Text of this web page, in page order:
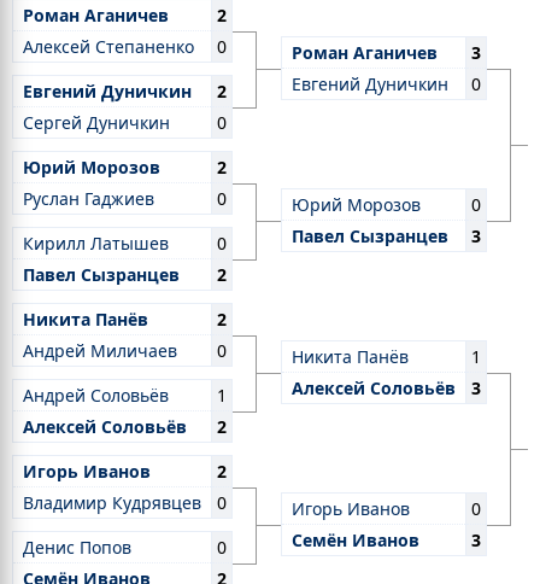
Роман Аганичев
2
Алексей Степаненко
0 Роман Аганичев
3
Евгений Дуничкин
0
Евгений Дуничкин
2
Сергей Дуничкин
0
Юрий Морозов
2
Руслан Гаджиев
0 Юрий Морозов
0
Павел Сызранцев
3
Кирилл Латышев
0
Павел Сызранцев
2
Никита Панёв
2
Андрей Миличаев
0 Никита Панёв
1
Алексей Соловьёв
3
Андрей Соловьёв
1
Алексей Соловьёв
2
Игорь Иванов
2
Владимир Кудрявцев
0 Игорь Иванов
0
Семён Иванов
3
Денис Попов
0
Семён Иванов
2